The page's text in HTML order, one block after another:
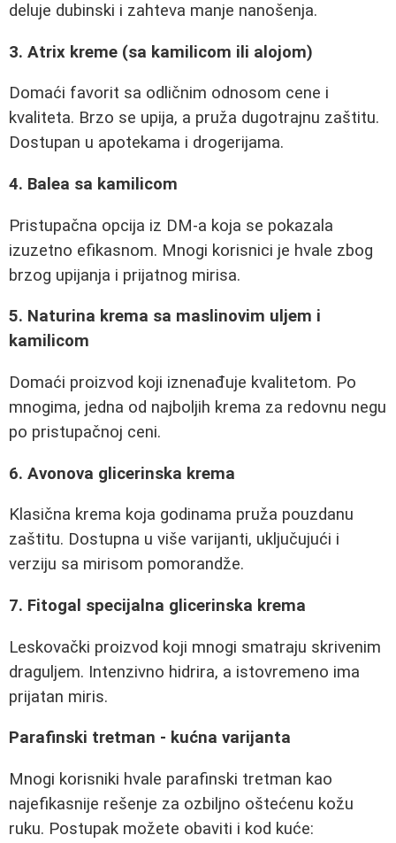
deluje dubinski i zahteva manje nanošenja.
3. Atrix kreme (sa kamilicom ili alojom)
Domaći favorit sa odličnim odnosom cene i
kvaliteta. Brzo se upija, a pruža dugotrajnu zaštitu.
Dostupan u apotekama i drogerijama.
4. Balea sa kamilicom
Pristupačna opcija iz DM-a koja se pokazala
izuzetno efikasnom. Mnogi korisnici je hvale zbog
brzog upijanja i prijatnog mirisa.
5. Naturina krema sa maslinovim uljem i
kamilicom
Domaći proizvod koji iznenađuje kvalitetom. Po
mnogima, jedna od najboljih krema za redovnu negu
po pristupačnoj ceni.
6. Avonova glicerinska krema
Klasična krema koja godinama pruža pouzdanu
zaštitu. Dostupna u više varijanti, uključujući i
verziju sa mirisom pomorandže.
7. Fitogal specijalna glicerinska krema
Leskovački proizvod koji mnogi smatraju skrivenim
draguljem. Intenzivno hidrira, a istovremeno ima
prijatan miris.
Parafinski tretman - kućna varijanta
Mnogi korisniki hvale parafinski tretman kao
najefikasnije rešenje za ozbiljno oštećenu kožu
ruku. Postupak možete obaviti i kod kuće: